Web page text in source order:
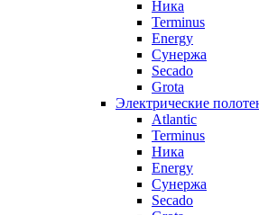
Ника
Terminus
Energy
Сунержа
Secado
Grota
Электрические
Atlantic
Terminus
Ника
Energy
Сунержа
Secado